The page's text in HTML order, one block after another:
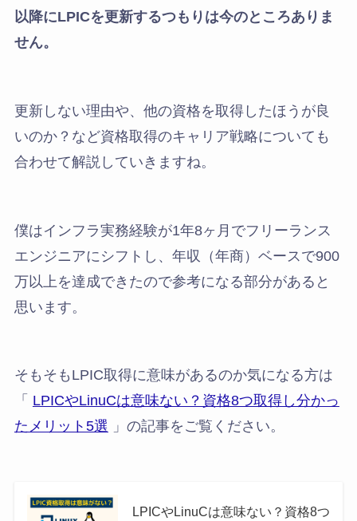
以降にLPICを更新するつもりは今のところありま
せん。
更新しない理由や、他の資格を取得したほうが良
いのか？など資格取得のキャリア戦略についても
合わせて解説していきますね。
僕はインフラ実務経験が1年8ヶ月でフリーランス
エンジニアにシフトし、年収（年商）ベースで900
万以上を達成できたので参考になる部分があると
思います。
そもそもLPIC取得に意味があるのか気になる方は
「 LPICやLinuCは意味ない？資格8つ取得し分かっ
たメリット5選 」の記事をご覧ください。
LPICやLinuCは意味ない？資格8つ